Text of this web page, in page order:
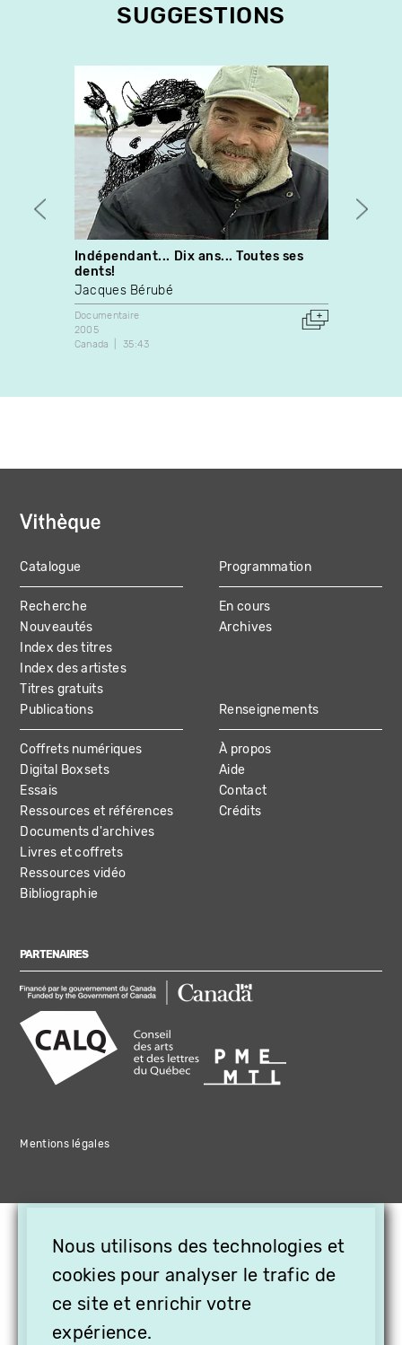
SUGGESTIONS
Indépendant... Dix ans... Toutes ses
dents!
Jacques Bérubé
Documentaire
2005
Canada
35:43
MAIN
NAVIGATION
Catalogue
Recherche
Nouveautés
Index des titres
Index des artistes
Titres gratuits
Programmation
En cours
Archives
Publications
Coffrets numériques
Digital Boxsets
Essais
Ressources et références
Documents d'archives
Livres et coffrets
Ressources vidéo
Bibliographie
Renseignements
À propos
Aide
Contact
Crédits
PARTENAIRES
Mentions légales
Nous utilisons des technologies et
cookies pour analyser le trafic de
ce site et enrichir votre
expérience.
OFFREZ LA VIDÉO EN
CADEAU, ABONNEZ VOS
PROCHES À VITHÈQUE !